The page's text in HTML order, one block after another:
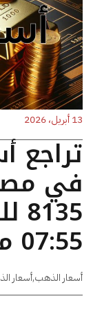
13 أبريل، 2026
تراجع
07:55 مساءًا
أسعار الذهب,أسعار